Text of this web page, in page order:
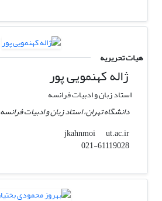
هیات تحریریه
ژاله کهنمویی پور
استاد زبان و ادبیات فرانسه
دانشگاه تهران، استاد زبان و ادبیات فرانسه
jkahnmoi
ut.ac.ir
021-61119028